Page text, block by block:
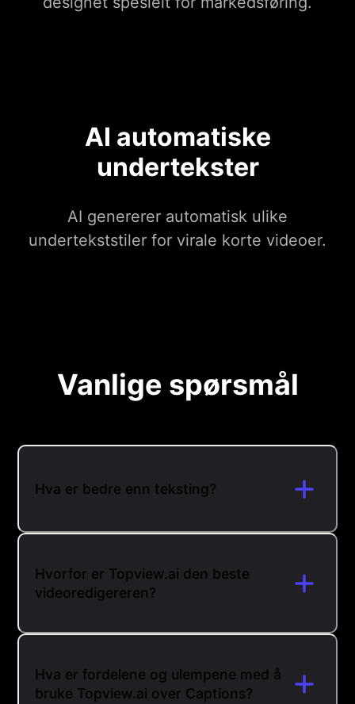
AI automatiske
undertekster
AI genererer automatisk ulike
undertekststiler for virale korte videoer.
Vanlige spørsmål
Hva er bedre enn teksting?
Hvorfor er Topview.ai den beste
videoredigereren?
Hva er fordelene og ulempene med å
bruke Topview.ai over Captions?